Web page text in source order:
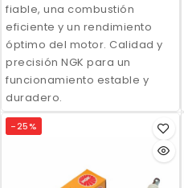
fiable, una combustión
eficiente y un rendimiento
óptimo del motor. Calidad y
precisión NGK para un
funcionamiento estable y
duradero.
-25%